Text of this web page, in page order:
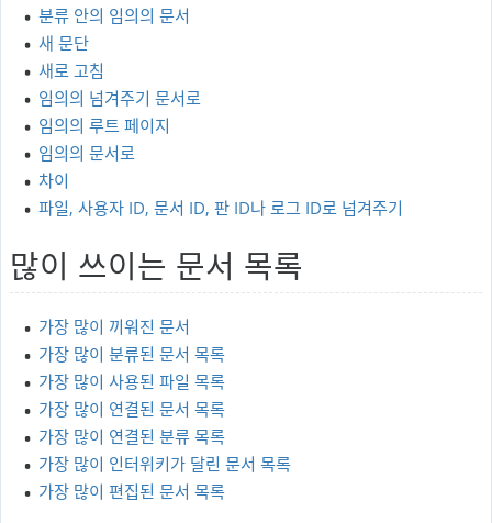
분류 안의 임의의 문서
새 문단
새로 고침
임의의 넘겨주기 문서로
임의의 루트 페이지
임의의 문서로
차이
파일, 사용자 ID, 문서 ID, 판 ID나 로그 ID로 넘겨주기
많이 쓰이는 문서 목록
가장 많이 끼워진 문서
가장 많이 분류된 문서 목록
가장 많이 사용된 파일 목록
가장 많이 연결된 문서 목록
가장 많이 연결된 분류 목록
가장 많이 인터위키가 달린 문서 목록
가장 많이 편집된 문서 목록